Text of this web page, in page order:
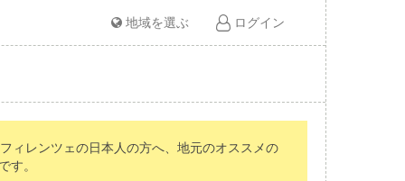
地域を選ぶ ログイン
ィレンツェの日本人の方へ、地元のオススメの
す。